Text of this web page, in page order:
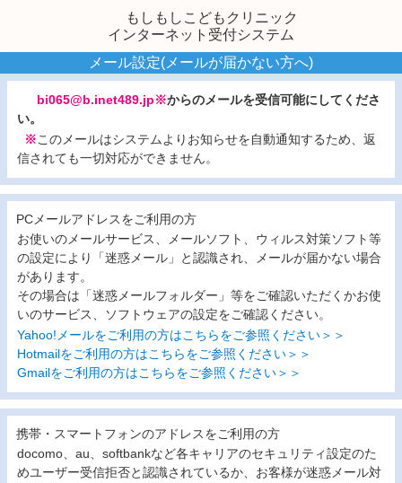
もしもしこどもクリニック
インターネット受付システム
メール設定(メールが届かない方へ)
bi065@b.inet489.jp※からのメールを受信可能にしてくださ
い。
※このメールはシステムよりお知らせを自動通知するため、返
信されても一切対応ができません。
PCメールアドレスをご利用の方
お使いのメールサービス、メールソフト、ウィルス対策ソフト等
の設定により「迷惑メール」と認識され、メールが届かない場合
があります。
その場合は「迷惑メールフォルダー」等をご確認いただくかお使
いのサービス、ソフトウェアの設定をご確認ください。
Yahoo!メールをご利用の方はこちらをご参照ください＞＞
Hotmailをご利用の方はこちらをご参照ください＞＞
Gmailをご利用の方はこちらをご参照ください＞＞
携帯・スマートフォンのアドレスをご利用の方
docomo、au、softbankなど各キャリアのセキュリティ設定のた
めユーザー受信拒否と認識されているか、お客様が迷惑メール対